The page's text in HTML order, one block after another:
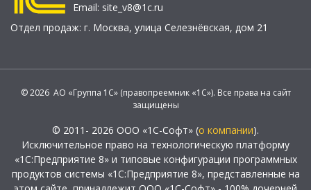
Email: site_v8@1c.ru
Отдел продаж: г. Москва, улица Селезнёвская, дом 21
© 2026 АО «Группа 1С» (правопреемник «1С»). Все права на сайт
защищены
© 2011- 2026 ООО «1С-Софт» (о компании).
Исключительное право на технологическую платформу
«1С:Предприятие 8» и типовые конфигурации программных
продуктов системы «1С:Предприятие 8», представленные на